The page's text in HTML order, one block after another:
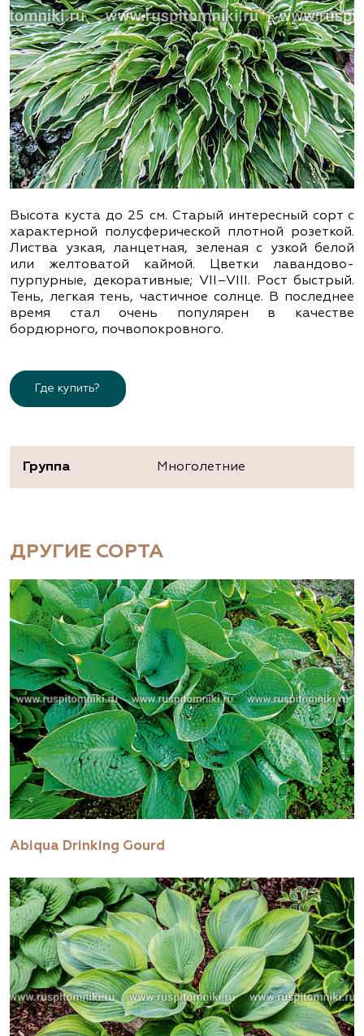
Высота куста до 25 см. Старый интересный сорт с
характерной полусферической плотной розеткой.
Листва узкая, ланцетная, зеленая с узкой белой
или желтоватой каймой. Цветки лавандово-
пурпурные, декоративные; VII–VIII. Рост быстрый.
Тень, легкая тень, частичное солнце. В последнее
время стал очень популярен в качестве
бордюрного, почвопокровного.
Где купить?
Группа Многолетние
ДРУГИЕ СОРТА
Abiqua Drinking Gourd